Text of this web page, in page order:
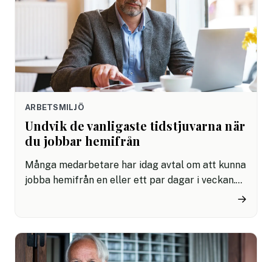
ARBETSMILJÖ
Undvik de vanligaste tidstjuvarna när
du jobbar hemifrån
Många medarbetare har idag avtal om att kunna
jobba hemifrån en eller ett par dagar i veckan.
distraktioner. Här är några tidstjuvar du ska se
speciellt mycket upp för och hur du undviker
→